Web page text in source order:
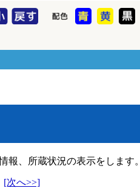
報、所蔵状況の表示をします。
[次へ>>]